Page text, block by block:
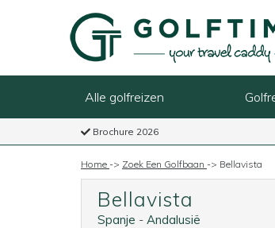
Alle golfreizen
Brochure 2026
Home -> Zoek Een Golfbaan -> Bellavista
Bellavista
Spanje - Andalusië